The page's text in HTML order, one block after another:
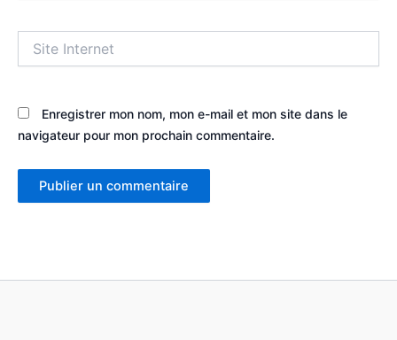
Internet
Enregistrer mon nom, mon e-mail et mon site dans le
navigateur pour mon prochain commentaire.